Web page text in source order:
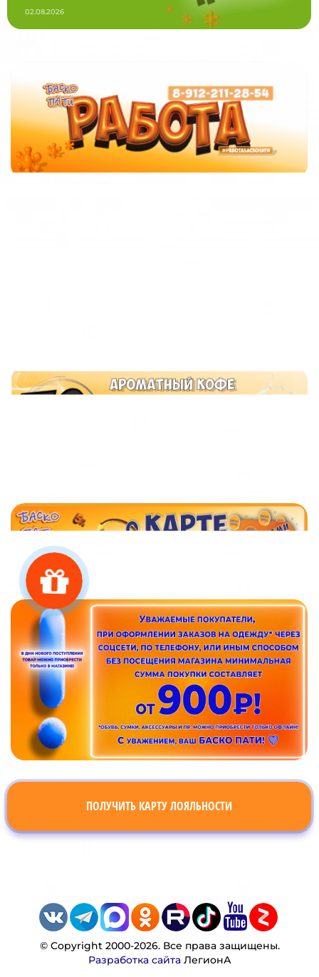
02.08.2026
ПОЛУЧИТЬ КАРТУ ЛОЯЛЬНОСТИ
© Copyright 2000-2026. Все права защищены.
Разработка сайтаЛегионА